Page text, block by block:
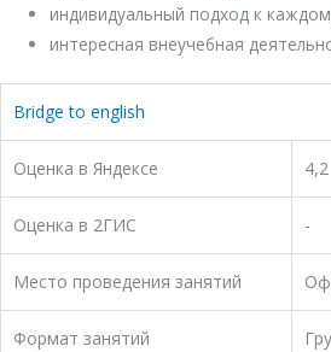
индивидуальный подход к
интересная внеучебная
Bridge to english
Оценка в Яндексе 4,2
Оценка в 2ГИС -
Место проведения занятий
Формат занятий